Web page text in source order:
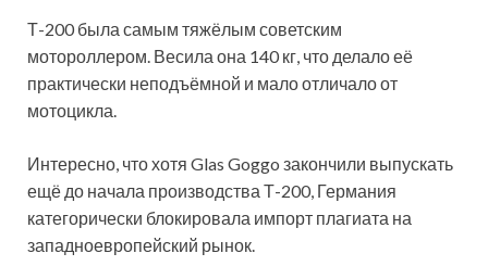
Т-200 была самым тяжёлым советским
мотороллером. Весила она 140 кг, что делало её
практически неподъёмной и мало отличало от
мотоцикла.
Интересно, что хотя Glas Goggo закончили выпускать
ещё до начала производства Т-200, Германия
категорически блокировала импорт плагиата на
западноевропейский рынок.